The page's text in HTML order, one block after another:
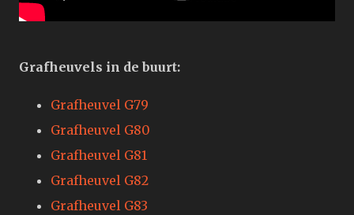
Grafheuvels in de buurt:
Grafheuvel G79
Grafheuvel G80
Grafheuvel G81
Grafheuvel G82
Grafheuvel G83